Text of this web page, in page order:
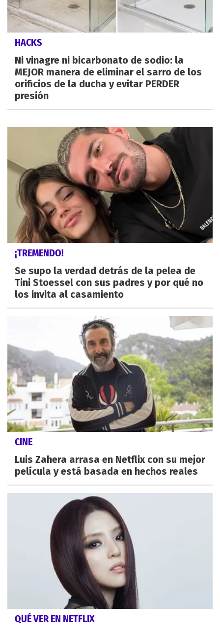
HACKS
Ni vinagre ni bicarbonato de sodio: la
MEJOR manera de eliminar el sarro de los
orificios de la ducha y evitar PERDER
presión
¡TREMENDO!
Se supo la verdad detrás de la pelea de
Tini Stoessel con sus padres y por qué no
los invita al casamiento
CINE
Luis Zahera arrasa en Netflix con su mejor
película y está basada en hechos reales
QUÉ VER EN NETFLIX